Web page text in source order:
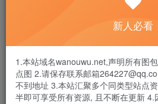
- 遇见解压密码不对、无法解压，请查看
- 资源失效/充值未到账/账号解禁...等问题
#山城恋##魔都精兵的奴隶##山城恋
新人必看
1.本站域名wanouwu.net,声明所有图
点图 2.请保存联系邮箱
不到地址 3.本站汇聚多个同类型站点
半即可享受所有资源, 且不断在更新 4.